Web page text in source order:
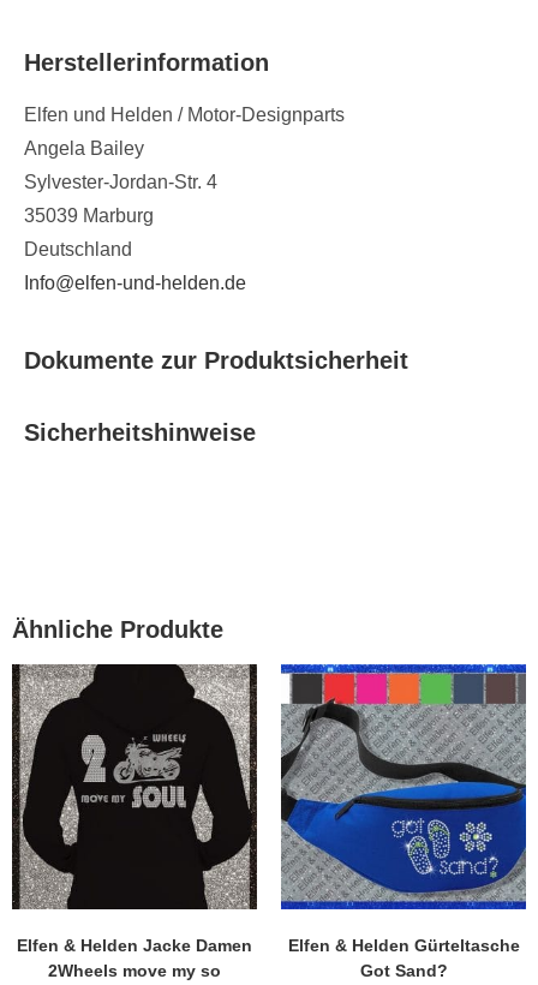
Herstellerinformation
Elfen und Helden / Motor-Designparts
Angela Bailey
Sylvester-Jordan-Str. 4
35039 Marburg
Deutschland
Info@elfen-und-helden.de
Dokumente zur Produktsicherheit
Sicherheitshinweise
Ähnliche Produkte
Elfen & Helden Jacke Damen
2Wheels move my so
Elfen & Helden Gürteltasche
Got Sand?